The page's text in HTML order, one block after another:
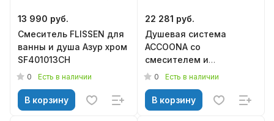
13 990 руб.
Смеситель FLISSEN для
ванны и душа Азур хром
SF401013CH
0 Есть в наличии
В корзину
22 281 руб.
Душевая система
ACCOONA со
смесителем и
тропическим душем
0 Есть в наличии
В корзину